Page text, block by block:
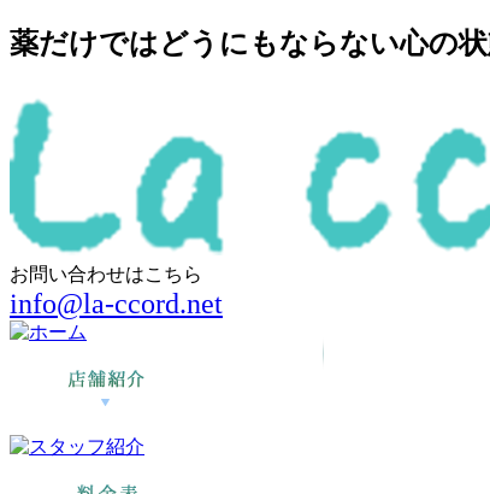
薬だけではどうにもならない心の
お問い合わせはこちら
info@la-ccord.net